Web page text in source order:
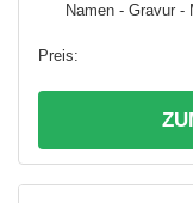
Namen - Gravur